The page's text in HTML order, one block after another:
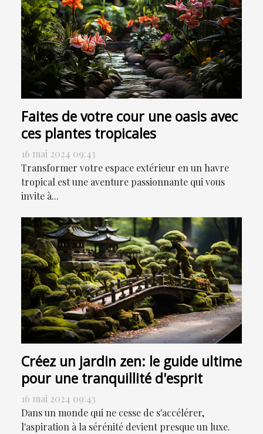
Faites de votre cour une oasis avec
ces plantes tropicales
16 mai 2024 09:43
Transformer votre espace extérieur en un havre
tropical est une aventure passionnante qui vous
invite à...
Créez un jardin zen: le guide ultime
pour une tranquillité d'esprit
16 mai 2024 09:43
Dans un monde qui ne cesse de s'accélérer,
l'aspiration à la sérénité devient presque un luxe.